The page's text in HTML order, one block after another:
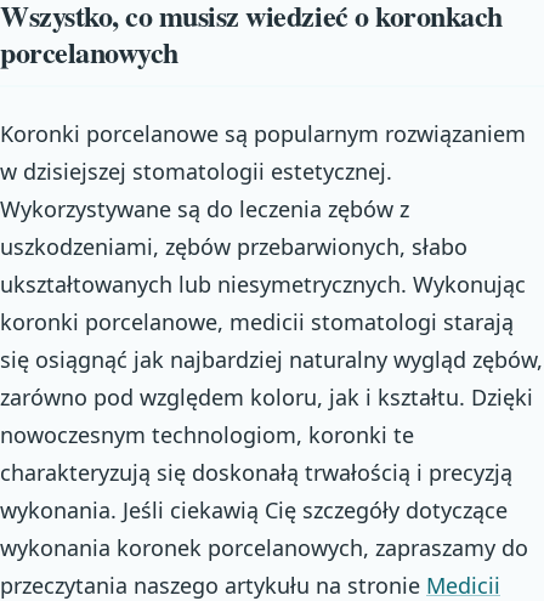
Wszystko, co musisz wiedzieć o koronkach
porcelanowych
Koronki porcelanowe są popularnym rozwiązaniem
w dzisiejszej stomatologii estetycznej.
Wykorzystywane są do leczenia zębów z
uszkodzeniami, zębów przebarwionych, słabo
ukształtowanych lub niesymetrycznych. Wykonując
koronki porcelanowe, medicii stomatologi starają
się osiągnąć jak najbardziej naturalny wygląd zębów,
zarówno pod względem koloru, jak i kształtu. Dzięki
nowoczesnym technologiom, koronki te
charakteryzują się doskonałą trwałością i precyzją
wykonania. Jeśli ciekawią Cię szczegóły dotyczące
wykonania koronek porcelanowych, zapraszamy do
przeczytania naszego artykułu na stronie Medicii